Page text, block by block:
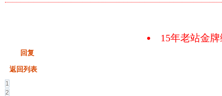
码皇总管
说：2026年7月底即将 开启特邀
15年老站金
回复
返回列表
1
2